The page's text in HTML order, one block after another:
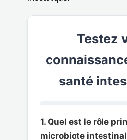
Testez
santé
1. Quel est le rôle
microbiote intestinal